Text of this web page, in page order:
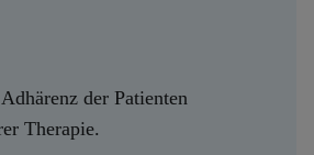
der Patienten
Therapie.